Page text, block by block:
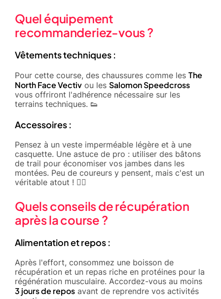
Quel équipement
recommanderiez-vous ?
Vêtements techniques :
Pour cette course, des chaussures comme les The
North Face Vectiv ou les Salomon Speedcross
vous offriront l'adhérence nécessaire sur les
terrains techniques. 👟
Accessoires :
Pensez à un veste imperméable légère et à une
casquette. Une astuce de pro : utiliser des bâtons
de trail pour économiser vos jambes dans les
montées. Peu de coureurs y pensent, mais c'est un
véritable atout ! 🏃‍♂️
Quels conseils de récupération
après la course ?
Alimentation et repos :
Après l'effort, consommez une boisson de
récupération et un repas riche en protéines pour la
régénération musculaire. Accordez-vous au moins
3 jours de repos avant de reprendre vos activités